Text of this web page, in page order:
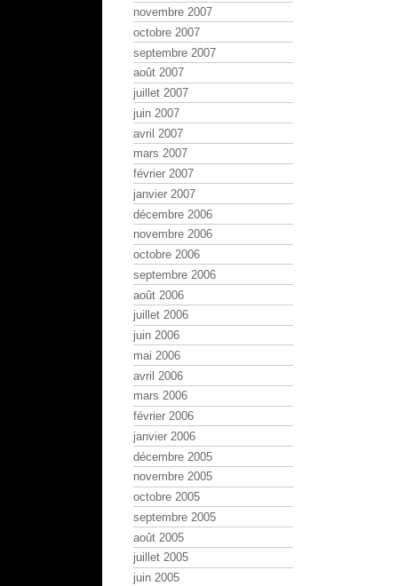
novembre 2007
octobre 2007
septembre 2007
août 2007
juillet 2007
juin 2007
avril 2007
mars 2007
février 2007
janvier 2007
décembre 2006
novembre 2006
octobre 2006
septembre 2006
août 2006
juillet 2006
juin 2006
mai 2006
avril 2006
mars 2006
février 2006
janvier 2006
décembre 2005
novembre 2005
octobre 2005
septembre 2005
août 2005
juillet 2005
juin 2005